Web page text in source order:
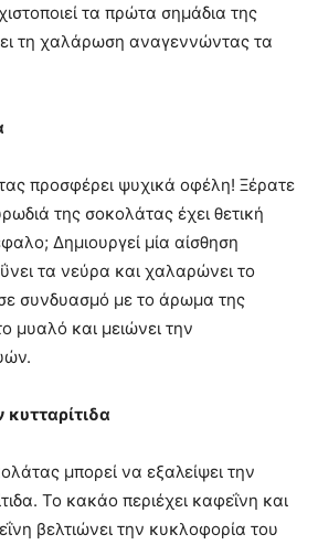
τα πρώτα σημάδια της
τη χαλάρωση αναγεννώντας τα
προσφέρει ψυχικά οφέλη! Ξέρατε
της σοκολάτας έχει θετική
Δημιουργεί μία αίσθηση
τα νεύρα και χαλαρώνει το
συνδυασμό με το άρωμα της
μυαλό και μειώνει την
κυτταρίτιδα
μπορεί να εξαλείψει την
Το κακάο περιέχει καφεΐνη και
βελτιώνει την κυκλοφορία του